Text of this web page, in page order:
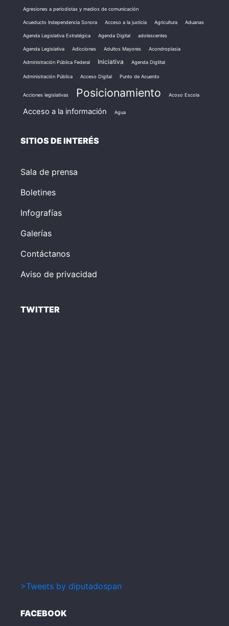
Agresiones a periodistas y medios de comunicación
Acueducto Independencia Sonora Acceso a la justicia Agricultura Aduanas
Agenda Legislativa Estratégica Agenda Digital adolescentes
Agenda Legislativa Adicciones Adultos Mayores Acondroplasia
Administración Pública Federal Iniciativa Agenda Digtital
Administración Pública Acceso Digital Punto de Acuerdo
Acciones legislativas Posicionamiento Acoso Escola
Acceso a la información Agua
SITIOS DE INTERÉS
Sala de prensa
Boletines
Infografías
Galerías
Contáctanos
Aviso de privacidad
TWITTER
>Tweets by diputadospan
FACEBOOK